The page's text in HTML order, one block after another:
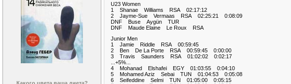
U23 Women
1 Shanae Williams RSA 02:17:12
2 Jayme-Sue Vermaas RSA 02:25:21 0:08:09
DNF Buse Aygün TUR
DNF Maude Elaine Le Roux RSA
Junior Men
1 Jamie Riddle RSA 00:59:45
2 Ben De La Porte RSA 00:59:45 0:00:00
3 Travis Saunders RSA 01:02:02 0:02:17
...+5%...
4 Mohanad Elshafei EGY 01:03:55 0:04:10
5 Mohamed Aziz Sebai TUN 01:04:53 0:05:08
6 Seifeddine Selmi TUN 01:05:00 0:05:15